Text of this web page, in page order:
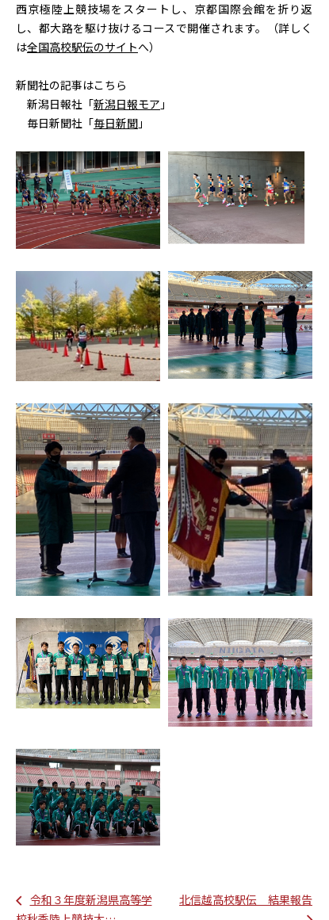
西京極陸上競技場をスタートし、京都国際会館を折り返
し、都大路を駆け抜けるコースで開催されます。（詳しく
は全国高校駅伝のサイトへ）
新聞社の記事はこちら
新潟日報社「新潟日報モア 」
毎日新聞社「毎日新聞 」
令和３年度新潟県高等学
北信越高校駅伝 結果報告